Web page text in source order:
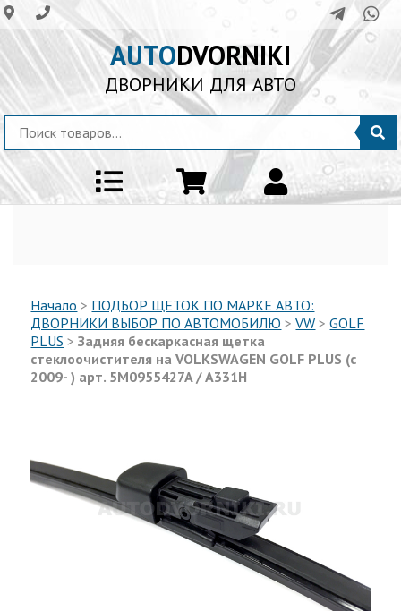
AUTODVORNIKI
ДВОРНИКИ ДЛЯ АВТО
Начало > ПОДБОР ЩЕТОК ПО МАРКЕ АВТО:
ДВОРНИКИ ВЫБОР ПО АВТОМОБИЛЮ >VW >GOLF
PLUS >Задняя бескаркасная щетка
стеклоочистителя на VOLKSWAGEN GOLF PLUS (с
2009- ) арт. 5M0955427A / A331H